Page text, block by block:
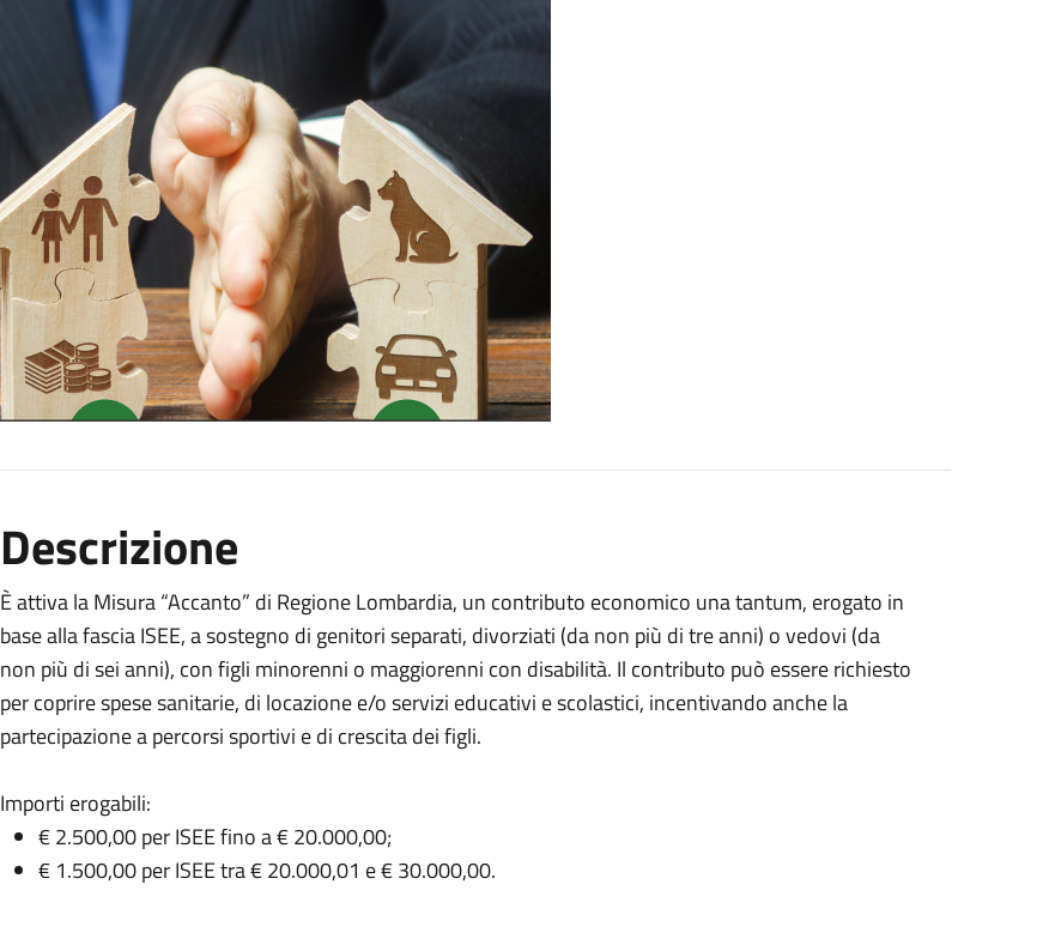
Descrizione
È attiva la Misura “Accanto” di Regione Lombardia, un contributo economico una tantum, erogato in
base alla fascia ISEE, a sostegno di genitori separati, divorziati (da non più di tre anni) o vedovi (da
non più di sei anni), con figli minorenni o maggiorenni con disabilità. Il contributo può essere richiesto
per coprire spese sanitarie, di locazione e/o servizi educativi e scolastici, incentivando anche la
partecipazione a percorsi sportivi e di crescita dei figli.
Importi erogabili:
€ 2.500,00 per ISEE fino a € 20.000,00;
€ 1.500,00 per ISEE tra € 20.000,01 e € 30.000,00.